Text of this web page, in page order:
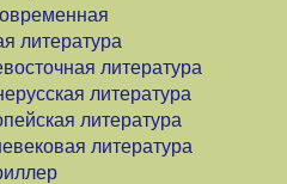
литература
литература
литература
литература
литература